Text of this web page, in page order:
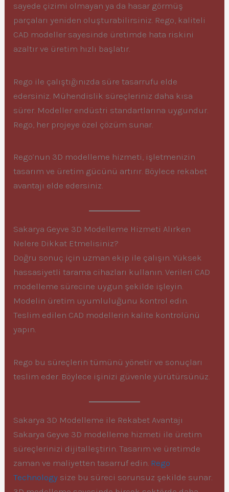
sayede çizimi olmayan ya da hasar görmüş
parçaları yeniden oluşturabilirsiniz. Rego, kaliteli
CAD modeller sayesinde üretimde hata riskini
azaltır ve üretim hızlı başlatır.
Rego ile çalıştığınızda süre tasarrufu elde
edersiniz. Mühendislik süreçleriniz daha kısa
sürer. Modeller endüstri standartlarına uygundur.
Rego, her projeye özel çözüm sunar.
Rego’nun 3D modelleme hizmeti, işletmenizin
tasarım ve üretim gücünü artırır. Böylece rekabet
avantajı elde edersiniz.
Sakarya Geyve 3D Modelleme Hizmeti Alırken
Nelere Dikkat Etmelisiniz?
Doğru sonuç için uzman ekip ile çalışın. Yüksek
hassasiyetli tarama cihazları kullanın. Verileri CAD
modelleme sürecine uygun şekilde işleyin.
Modelin üretim uyumluluğunu kontrol edin.
Teslim edilen CAD modellerin kalite kontrolünü
yapın.
Rego bu süreçlerin tümünü yönetir ve sonuçları
teslim eder. Böylece işinizi güvenle yürütürsünüz.
Sakarya 3D Modelleme ile Rekabet Avantajı
Sakarya Geyve 3D modelleme hizmeti ile üretim
süreçlerinizi dijitalleştirin. Tasarım ve üretimde
zaman ve maliyetten tasarruf edin. Rego
Technology size bu süreci sorunsuz şekilde sunar.